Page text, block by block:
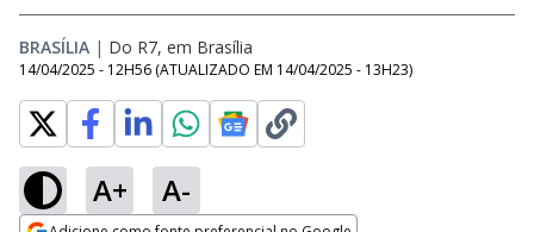
BRASÍLIA | Do R7, em Brasília
14/04/2025 - 12H56 (ATUALIZADO EM 14/04/2025 - 13H23)
A+ A-